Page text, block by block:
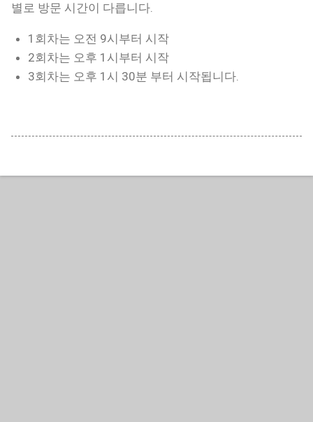
별로 방문 시간이 다릅니다.
1회차는 오전 9시부터 시작
2회차는 오후 1시부터 시작
3회차는 오후 1시 30분 부터 시작됩니다.